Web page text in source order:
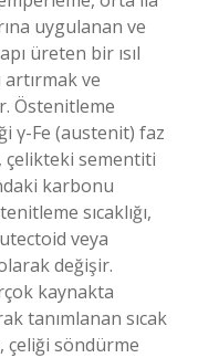
uygulanan ve
üreten bir ısıl
ve
Östenitleme
γ-Fe (austenit) faz
çelikteki sementiti
karbonu
sıcaklığı,
veya
değişir.
kaynakta
tanımlanan sıcak
söndürme